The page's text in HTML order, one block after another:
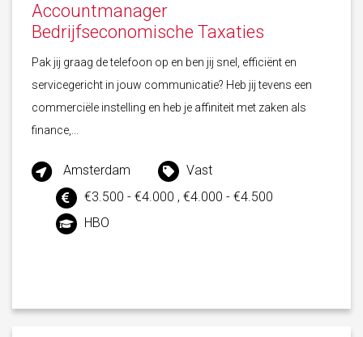
Accountmanager
Bedrijfseconomische Taxaties
Pak jij graag de telefoon op en ben jij snel, efficiënt en
servicegericht in jouw communicatie? Heb jij tevens een
commerciële instelling en heb je affiniteit met zaken als
finance,...
Amsterdam
Vast
€3.500 - €4.000 , €4.000 - €4.500
HBO